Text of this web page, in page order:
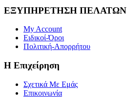
ΕΞΥΠΗΡΕΤΗΣΗ ΠΕΛΑΤΩΝ
My Account
Ειδικοί-Όροι
Πολιτική-Απορρήτου
Η Επιχείρηση
Σχετικά Με Εμάς
Επικοινωνία